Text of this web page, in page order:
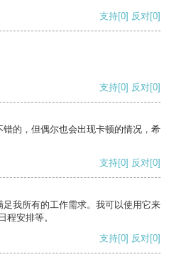
支持[0] 反对[0]
支持[0] 反对[0]
的，但偶尔也会出现卡顿的情况，希
支持[0] 反对[0]
我所有的工作需求。我可以使用它来
程安排等。
支持[0] 反对[0]